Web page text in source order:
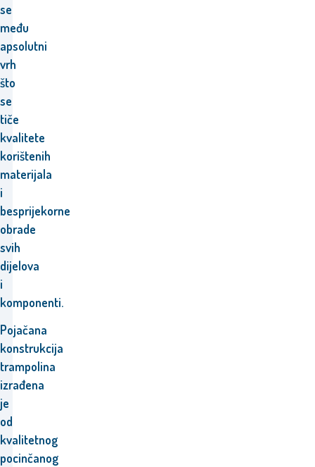
se
među
apsolutni
vrh
što
se
tiče
kvalitete
korištenih
materijala
i
besprijekorne
obrade
svih
dijelova
i
komponenti.
Pojačana
konstrukcija
trampolina
izrađena
je
od
kvalitetnog
pocinčanog